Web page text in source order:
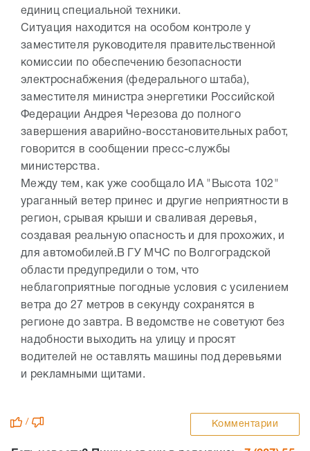
единиц специальной техники.
Ситуация находится на особом контроле у
заместителя руководителя правительственной
комиссии по обеспечению безопасности
электроснабжения (федерального штаба),
заместителя министра энергетики Российской
Федерации Андрея Черезова до полного
завершения аварийно-восстановительных работ,
говорится в сообщении пресс-службы
министерства.
Между тем, как уже сообщало ИА "Высота 102"
ураганный ветер принес и другие неприятности в
регион, срывая крыши и сваливая деревья,
создавая реальную опасность и для прохожих, и
для автомобилей.В ГУ МЧС по Волгоградской
области предупредили о том, что
неблагоприятные погодные условия с усилением
ветра до 27 метров в секунду сохранятся в
регионе до завтра. В ведомстве не советуют без
надобности выходить на улицу и просят
водителей не оставлять машины под деревьями
и рекламными щитами.
/ Комментарии